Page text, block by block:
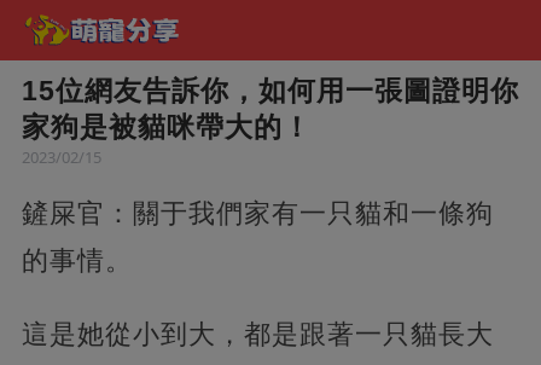
15位網友告訴你，如何用一張圖證明你
家狗是被貓咪帶大的！
2023/02/15
鏟屎官：關于我們家有一只貓和一條狗
的事情。
這是她從小到大，都是跟著一只貓長大